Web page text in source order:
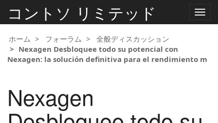
コントソ リミテッド
ナ
ン
ホーム フォーラム
全般ディスカッション
Nexagen Desbloquee todo su potencial con
Nexagen: la solución definitiva para el rendimiento m
Nexagen